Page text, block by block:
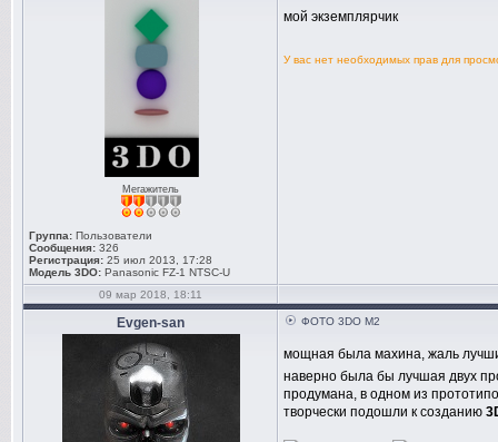
Мегажитель
Группа: Пользователи
Сообщения: 326
Регистрация: 25 июл 2013, 17:28
Модель 3DO: Panasonic FZ-1 NTSC-U
мой экземплярчик
У вас нет необходимых прав для
09 мар 2018, 18:11
Evgen-san ФОТО 3DO M2
мощная была махина, жаль
наверно была бы лучшая двух
продумана, в одном из
творчески подошли к созданию